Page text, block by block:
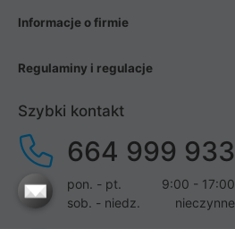
Informacje o firmie
Regulaminy i regulacje
Szybki kontakt
664 999 933
pon. - pt.
9:00 - 17:00
sob. - niedz.
nieczynne